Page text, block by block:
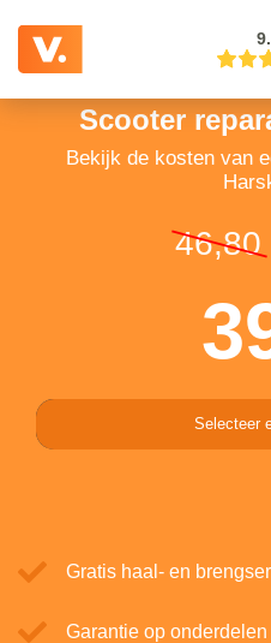
Scooter
Bekijk de kosten van
46,80
Selecteer
Gratis haal- en
Garantie op onderdelen